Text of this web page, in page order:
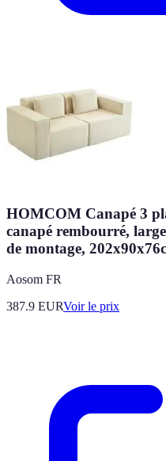
HOMCOM Canapé 3
canapé rembourré,
de montage,
Aosom FR
387.9 EURVoir le prix